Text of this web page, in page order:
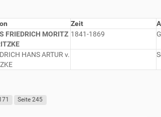
Zeit
FRIEDRICH MORITZ 1841-1869
HANS ARTUR v.
Seite 245